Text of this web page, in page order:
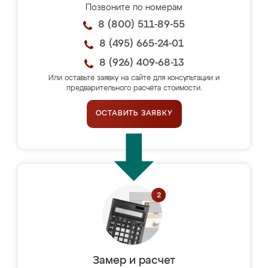
Позвоните по номерам
8 (800) 511-89-55
8 (495) 665-24-01
8 (926) 409-68-13
Или оставьте заявку на сайте для консультации и
предварительного расчёта стоимости.
ОСТАВИТЬ ЗАЯВКУ
Замер и расчет